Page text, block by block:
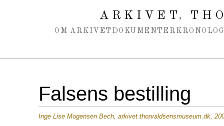
ARKIVET,
OM ARKIVET DOKUMENTER
Falsens bestilling
Inge Lise Mogensen Bech, arkivet.thorvaldsensmuseum.dk,